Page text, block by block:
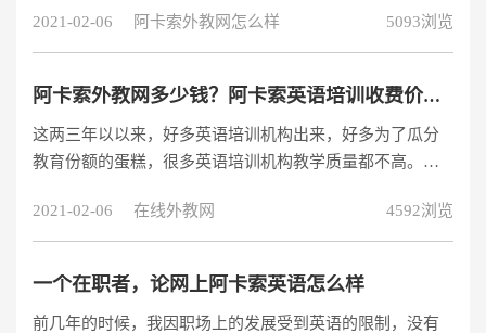
机构人气大不如前了，现在国内一线的英语教育机构有哪
些呢?我个人认为阿卡索外教网是其中一家。
2021-02-06 阿卡索外教网怎么样 5093浏览
阿卡索外教网多少钱？阿卡索英语培训收费价格是多少？
这两三年以以来，好多英语培训机构出来，好多为了瓜分
教育份额的蛋糕，很多英语培训机构教学质量都不高。但
都挺不错的，普遍的学员和家长反馈都说教学效果很明
显，花钱还是值得学的。那么阿卡索外教网多少钱,阿卡索
2021-02-06 在线外教网 4592浏览
一个在职者，论网上阿卡索英语怎么样
前几年的时候，我因职场上的发展受到英语的限制，没有